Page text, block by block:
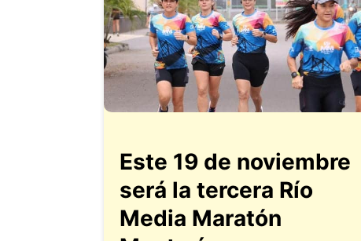
Este 19 de noviembre
será la tercera Río
Media Maratón